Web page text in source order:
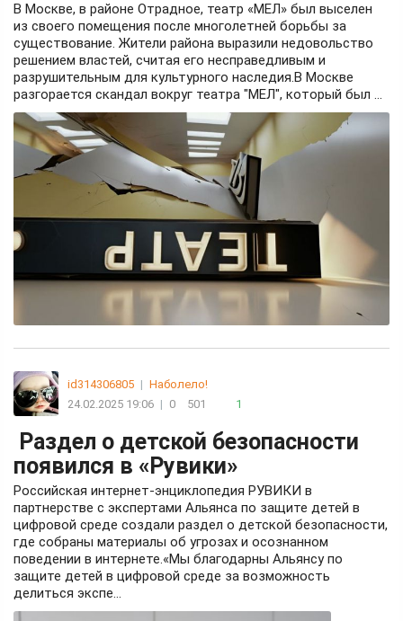
В Москве, в районе Отрадное, театр «МЕЛ» был выселен
из своего помещения после многолетней борьбы за
существование. Жители района выразили недовольство
решением властей, считая его несправедливым и
разрушительным для культурного наследия.В Москве
разгорается скандал вокруг театра "МЕЛ", который был ...
id314306805 | Наболело!
24.02.2025 19:06 | 0 501 1
Раздел о детской безопасности
появился в «Рувики»
Российская интернет-энциклопедия РУВИКИ в
партнерстве с экспертами Альянса по защите детей в
цифровой среде создали раздел о детской безопасности,
где собраны материалы об угрозах и осознанном
поведении в интернете.«Мы благодарны Альянсу по
защите детей в цифровой среде за возможность
делиться экспе...